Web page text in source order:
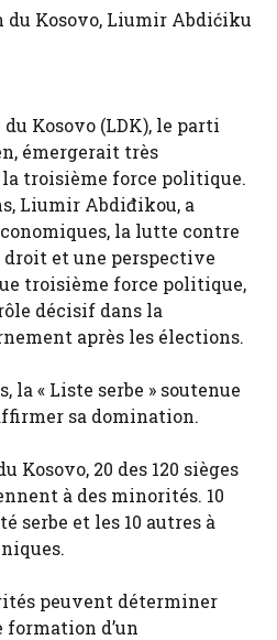
du Kosovo, Liumir Abdićiku
Kosovo (LDK), le parti
émergerait très
troisième force politique.
Liumir Abdiđikou, a
la lutte contre
droit et une perspective
troisième force politique,
décisif dans la
après les élections.
la « Liste serbe » soutenue
sa domination.
Kosovo, 20 des 120 sièges
à des minorités. 10
serbe et les 10 autres à
peuvent déterminer
formation d’un